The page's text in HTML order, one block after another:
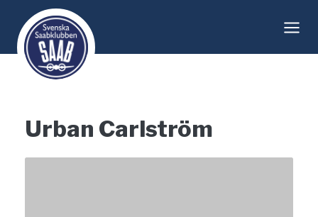
content
Urban Carlström